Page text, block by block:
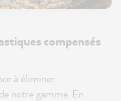
compensés
à éliminer
notre gamme. En